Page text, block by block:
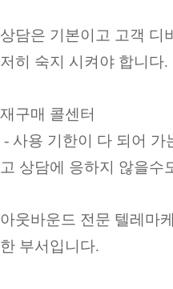
상담은 기본이고 고객 디
저히 숙지 시켜야 합니다
재구매 콜센터
- 사용 기한이 다 되어
고 상담에 응하지 않을수
아웃바운드 전문 텔레마
한 부서입니다.